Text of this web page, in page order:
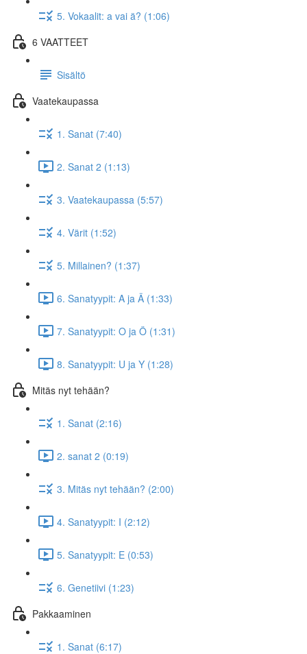
5. Vokaalit: a vai ä? (1:06)
6 VAATTEET
Sisältö
Vaatekaupassa
1. Sanat (7:40)
2. Sanat 2 (1:13)
3. Vaatekaupassa (5:57)
4. Värit (1:52)
5. Millainen? (1:37)
6. Sanatyypit: A ja Ä (1:33)
7. Sanatyypit: O ja Ö (1:31)
8. Sanatyypit: U ja Y (1:28)
Mitäs nyt tehään?
1. Sanat (2:16)
2. sanat 2 (0:19)
3. Mitäs nyt tehään? (2:00)
4. Sanatyypit: I (2:12)
5. Sanatyypit: E (0:53)
6. Genetiivi (1:23)
Pakkaaminen
1. Sanat (6:17)